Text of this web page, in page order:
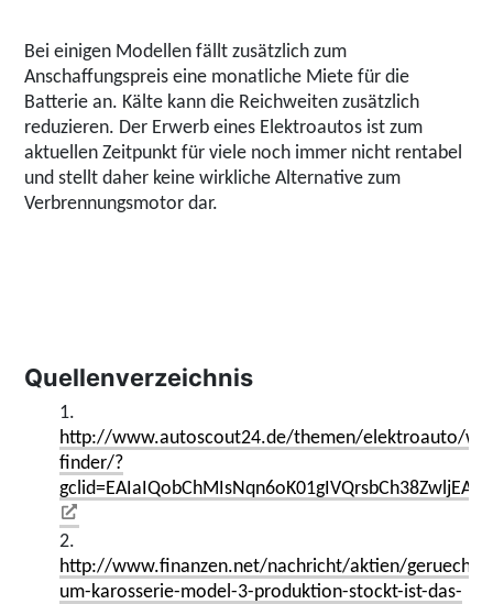
Bei einigen Modellen fällt zusätzlich zum
Anschaffungspreis eine monatliche Miete für die
Batterie an. Kälte kann die Reichweiten zusätzlich
reduzieren. Der Erwerb eines Elektroautos ist zum
aktuellen Zeitpunkt für viele noch immer nicht rentabel
und stellt daher keine wirkliche Alternative zum
Verbrennungsmotor dar.
Quellenverzeichnis
1.
http://www.autoscout24.de/themen/elektroauto/
finder/?
2.
http://www.finanzen.net/nachricht/aktien/
um-karosserie-model-3-produktion-stockt-ist-das-